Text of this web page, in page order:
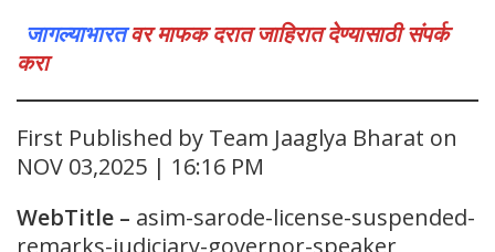
जागल्याभारतवर माफक दरात जाहिरात देण्यासाठी संपर्क
करा
First Published by Team Jaaglya Bharat on
NOV 03,2025 | 16:16 PM
WebTitle – asim-sarode-license-suspended-